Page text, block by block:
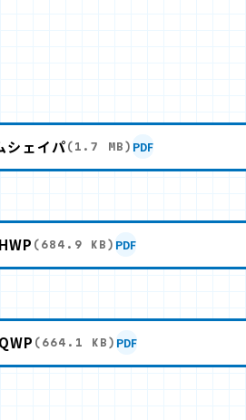
シェイパ (1.7 MB) PDF
(684.9 KB) PDF
(664.1 KB) PDF